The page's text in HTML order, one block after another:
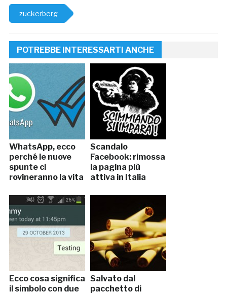
zuckerberg
POTREBBE INTERESSARTI ANCHE
WhatsApp, ecco
perché le nuove
spunte ci
rovineranno la vita
Scandalo
Facebook: rimossa
la pagina più
attiva in Italia
Ecco cosa significa
il simbolo con due
Salvato dal
pacchetto di